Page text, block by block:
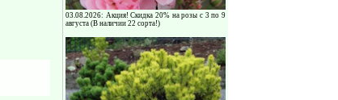
03.08.2026: Акция! Скидка 20% на розы с 3 по 9
августа (В наличии 22 сорта!)